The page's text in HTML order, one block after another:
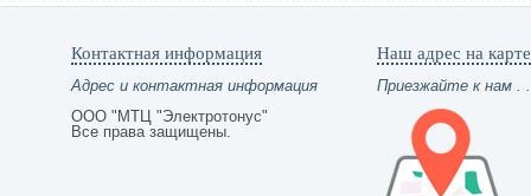
Контактная информация
Адрес и контактная информация
ООО "МТЦ "Электротонус"
Все права защищены.
Наш адрес на карте
Приезжайте к нам .